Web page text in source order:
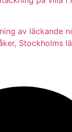
av läckande
Stockholms